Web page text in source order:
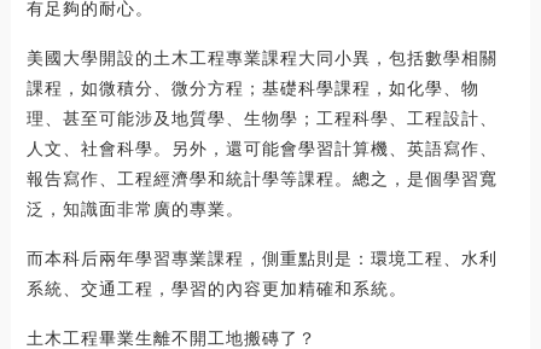
有足夠的耐心。
美國大學開設的土木工程專業課程大同小異，包括數學相關
課程，如微積分、微分方程；基礎科學課程，如化學、物
理、甚至可能涉及地質學、生物學；工程科學、工程設計、
人文、社會科學。另外，還可能會學習計算機、英語寫作、
報告寫作、工程經濟學和統計學等課程。總之，是個學習寬
泛，知識面非常廣的專業。
而本科后兩年學習專業課程，側重點則是：環境工程、水利
系統、交通工程，學習的內容更加精確和系統。
土木工程畢業生離不開工地搬磚了？